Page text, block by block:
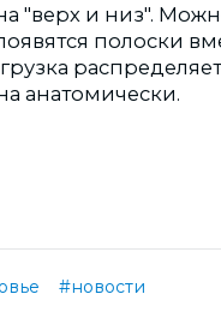
"верх и низ".
полоски
анатомически.
#новости